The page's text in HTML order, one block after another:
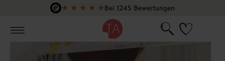
Zum Hauptinhalt springen
★ ★ ★ ★ ★Bei 1245 Bewertungen